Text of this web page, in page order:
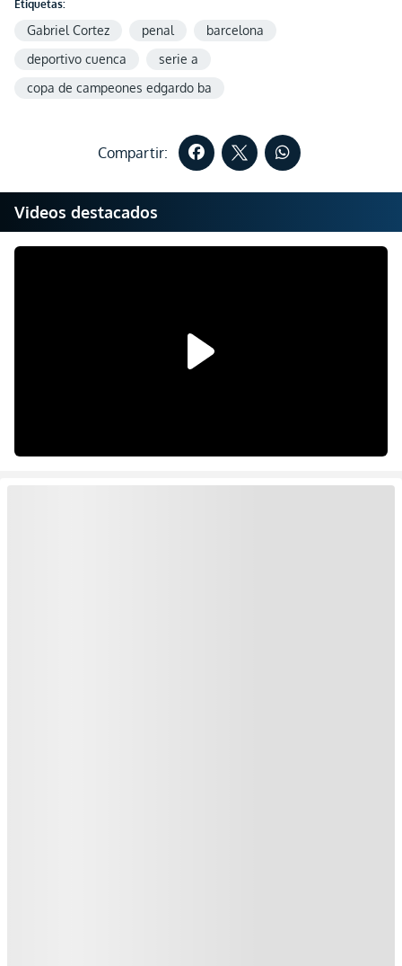
Etiquetas:
Gabriel Cortez penal
barcelona
deportivo cuenca
serie a
copa de campeones edgardo ba
Compartir:
Videos destacados